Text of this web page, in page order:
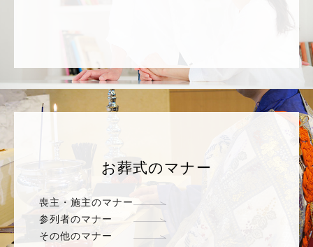
お葬式のマナー
喪主・施主のマナー
参列者のマナー
その他のマナー